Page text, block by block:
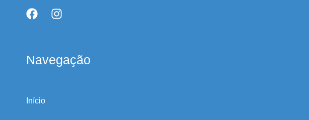
Navegação
Início